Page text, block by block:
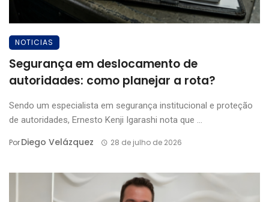
NOTICIAS
Segurança em deslocamento de
autoridades: como planejar a rota?
Sendo um especialista em segurança institucional e proteção
de autoridades, Ernesto Kenji Igarashi nota que ...
PorDiego Velázquez 28 de julho de 2026